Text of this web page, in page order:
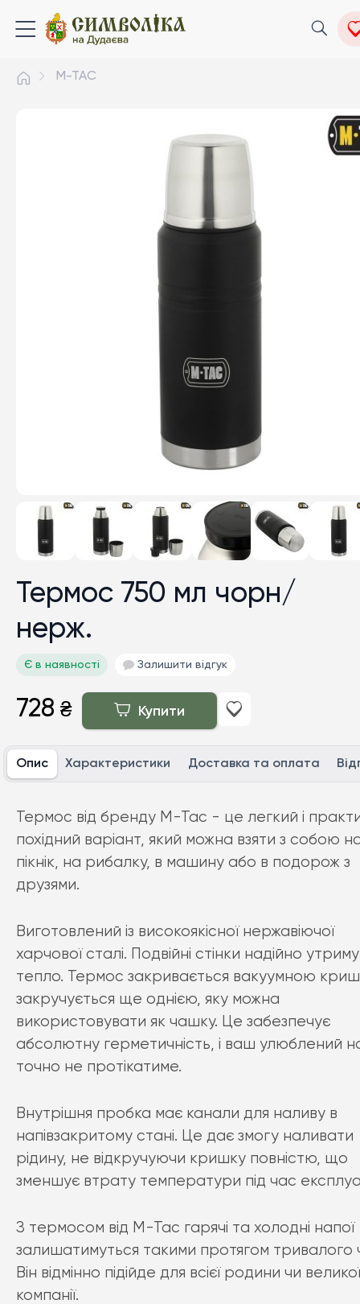
M-TAC
Термос 750 мл чорн/
нерж.
Є в наявності Залишити відгук
728 ₴ Купити
Опис Характеристики Доставка та оплата
Термос від бренду М-Тас - це легкий і
похідний варіант, який можна взяти з собою
пікнік, на рибалку, в машину або в подорож з
друзями.
Виготовлений із високоякісної нержавіючої
харчової сталі. Подвійні стінки надійно
тепло. Термос закривається вакуумною
закручується ще однією, яку можна
використовувати як чашку. Це забезпечує
абсолютну герметичність, і ваш улюблений
точно не протікатиме.
Внутрішня пробка має канали для наливу в
напівзакритому стані. Це дає змогу наливати
рідину, не відкручуючи кришку повністю, що
зменшує втрату температури під час
З термосом від М-Тас гарячі та холодні напої
залишатимуться такими протягом тривалого
Він відмінно підійде для всієї родини чи великої
компанії.